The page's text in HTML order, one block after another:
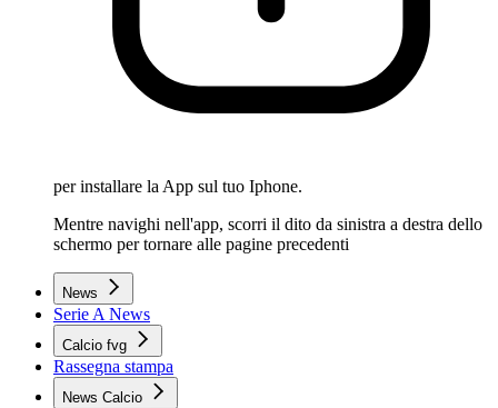
per installare la App sul tuo Iphone.
Mentre navighi nell'app, scorri il dito da sinistra a destra dello
schermo per tornare alle pagine precedenti
News
Serie A News
Calcio fvg
Rassegna stampa
News Calcio